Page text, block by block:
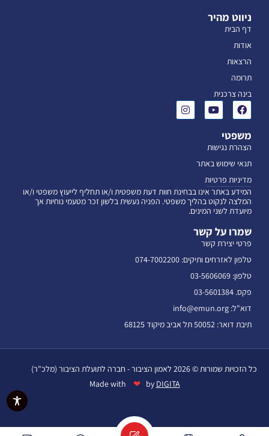
ניווט מהיר
דף הבית
אודות
הרצאות
תרומה
בינה צרכנית
משפטי
הצהרת נגישות
תנאי שימוש באתר
מדיניות פרטיות
המידע באתר אינו בבחינת חוות דעת משפטית ו/או תחליף לייעוץ משפטי ו/או
המלצה לנקוט בהליך משפטי. הפניה נעשית בלשון זכר מטעמי נוחיות אך
מיועדת לשני המינים.
שמרו על קשר
פרטי יצירת קשר
טלפון לאזרחים ותיקים: 074-7002200
טלפון: 03-5606069
פקס. 03-5601384
דוא"ל: info@emun.org
תיבת דואר: 50052 תל אביב מיקוד 68125
כל הזכויות שמורות © 2026 לאמון הציבור - חברה לתועלת הציבור (מלכ"ר)
Made with
❤ by DIGITA